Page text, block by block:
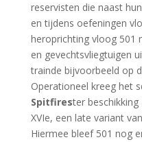
reservisten die naast
en tijdens oefeningen
heroprichting vloog 501
en gevechtsvliegtuigen
trainde bijvoorbeeld op
Operationeel kreeg het
Spitfirester beschikking
XVIe, een late variant
Hiermee bleef 501 nog